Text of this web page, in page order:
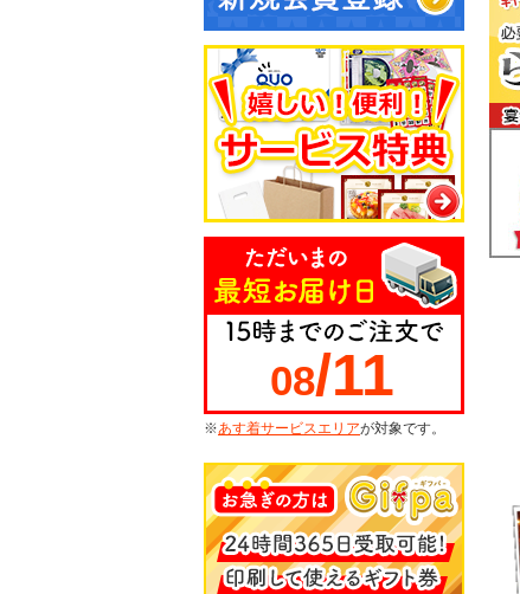
08/11
※あす着サービスエリアが対象です。